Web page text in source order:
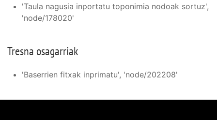
'Taula nagusia inportatu toponimia nodoak sortuz',
'node/178020'
Tresna osagarriak
'Baserrien fitxak inprimatu', 'node/202208'